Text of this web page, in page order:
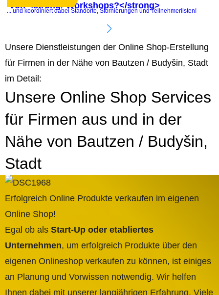
von <strong>Workshops?</strong>
... und koordiniert dabei Standorte, Stornierungen und Teilnehmerlisten!
Unsere Dienstleistungen der Online Shop-Erstellung
für Firmen in der Nähe von Bautzen / Budyšin, Stadt
im Detail:
Unsere Online Shop Services
für Firmen aus und in der
Nähe von Bautzen / Budyšin,
Stadt
Erfolgreich Online Produkte verkaufen im eigenen
Online Shop!
Egal ob als Start-Up oder etabliertes
Unternehmen, um erfolgreich Produkte über den
eigenen Onlineshop verkaufen zu können, ist einiges
an Planung und Vorwissen notwendig. Wir helfen
Ihnen dabei mit unserer langjährigen Erfahrung. Viele